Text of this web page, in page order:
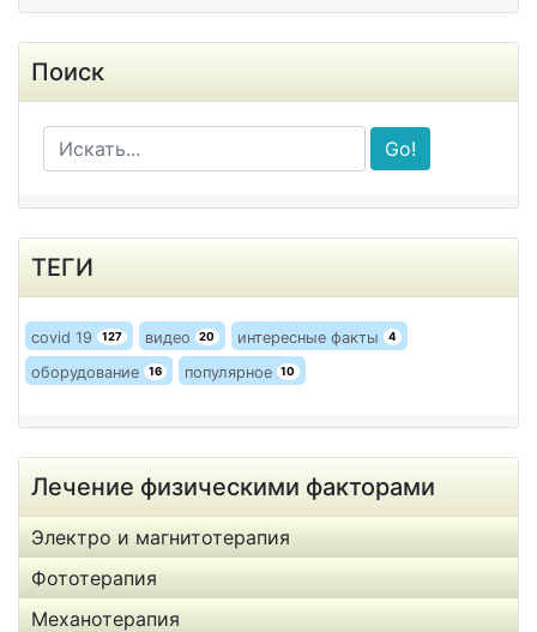
Поиск
Go!
ТЕГИ
covid 19 127 видео 20 интересные факты 4
оборудование 16 популярное 10
Лечение физическими факторами
Электро и магнитотерапия
Фототерапия
Механотерапия